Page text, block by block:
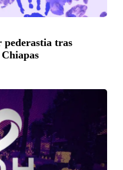
pederastia tras